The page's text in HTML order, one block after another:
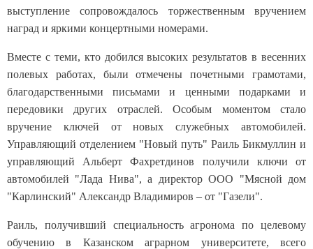
выступление сопровождалось торжественным вручением
наград и яркими концертными номерами.
Вместе с теми, кто добился высоких результатов в весенних
полевых работах, были отмечены почетными грамотами,
благодарственными письмами и ценными подарками и
передовики других отраслей. Особым моментом стало
вручение ключей от новых служебных автомобилей.
Управляющий отделением "Новый путь" Раиль Бикмуллин и
управляющий Альберт Фахретдинов получили ключи от
автомобилей "Лада Нива", а директор ООО "Мясной дом
"Карлинский" Александр Владимиров – от "Газели".
Раиль, получивший специальность агронома по целевому
обучению в Казанском аграрном университете, всего